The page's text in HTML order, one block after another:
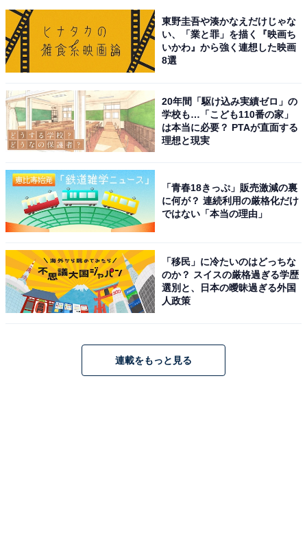
カンデオホテルズ神戸トアロード（画像出典：楽天トラベル）
「カンデオホテルズ神戸トアロード」は、神戸の中心地
で唯一無二の体験を提供するホテルです。最上階には大
浴場・露天風呂・サウナを備えた「スカイスパ」があ
り、上質な空間で心身を解きほぐせます。客室にはシモ
ァ」を完備。レストランでは、新鮮な野菜をふんだんに
使った手づくりのビュッフェ朝食を、美しい景色ととも
東野圭吾や湊かなえだけじゃな
い、「業と罪」を描く『映画ち
いかわ』から強く連想した映画
8選
20年間「駆け込み実績ゼロ」の
学校も…「こども110番の家」
は本当に必要？ PTAが直面する
理想と現実
「青春18きっぷ」販売激減の裏
に何が？ 連続利用の厳格化だけ
ではない「本当の理由」
「移民」に冷たいのはどっちな
のか？ スイスの厳格過ぎる学歴
選別と、日本の曖昧過ぎる外国
人政策
連載をもっと見る